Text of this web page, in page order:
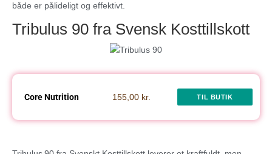
både er pålideligt og effektivt.
Tribulus 90 fra Svensk Kosttillskott
Core Nutrition 155,00 kr. TIL BUTIK